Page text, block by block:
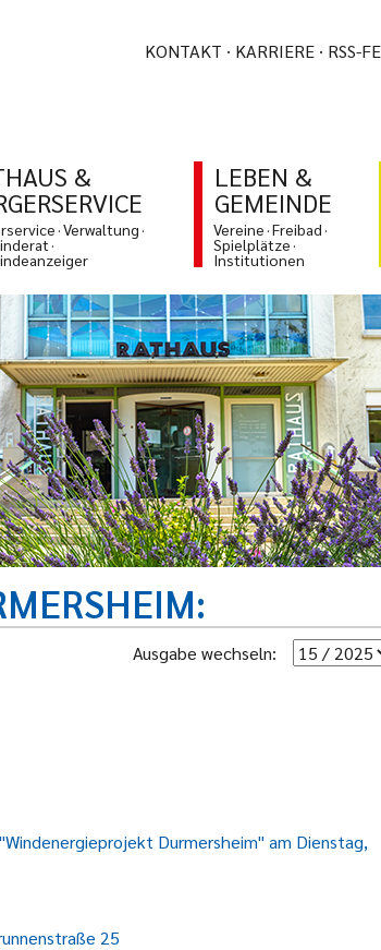
KONTAKT KARRIERE RSS-
&
Verwaltung
LEBEN &
GEMEINDE
Vereine Freibad
Spielplätze
Institutionen
Ausgabe wechseln:
Durmersheim" am Dienstag,
25